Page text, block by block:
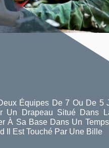
Équipes De 7 Ou De 5
Un Drapeau Situé Dans
À Sa Base Dans Un
Il Est Touché Par Une Bille